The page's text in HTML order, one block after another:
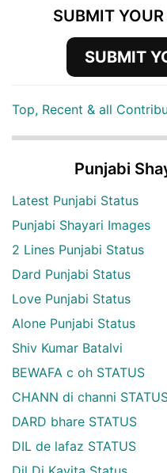
SUBMIT
SUBMIT
Top, Recent & all
Punjabi
Latest Punjabi Status
Punjabi Shayari Images
2 Lines Punjabi Status
Dard Punjabi Status
Love Punjabi Status
Alone Punjabi Status
Shiv Kumar Batalvi
BEWAFA c oh STATUS
CHANN di channi
DARD bhare STATUS
DIL de lafaz STATUS